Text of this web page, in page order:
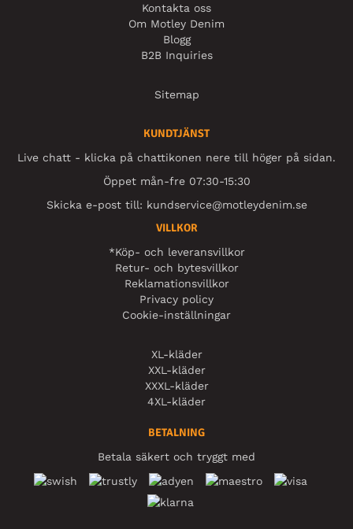
Kontakta oss
Om Motley Denim
Blogg
B2B Inquiries
Sitemap
KUNDTJÄNST
Live chatt - klicka på chattikonen nere till höger på sidan.
Öppet mån-fre 07:30-15:30
Skicka e-post till: kundservice@motleydenim.se
VILLKOR
*Köp- och leveransvillkor
Retur- och bytesvillkor
Reklamationsvillkor
Privacy policy
Cookie-inställningar
XL-kläder
XXL-kläder
XXXL-kläder
4XL-kläder
BETALNING
Betala säkert och tryggt med